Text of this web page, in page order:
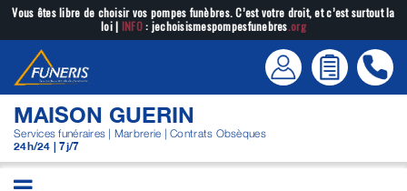
Passer
contenu
Vous êtes libre de choisir vos pompes funèbres. C’est votre droit, et c’est surtout la
loi | INFO: jechoisismespompesfunebres.org
MAISON GUERIN
Services funéraires | Marbrerie | Contrats Obsèques
24h/24 | 7j/7